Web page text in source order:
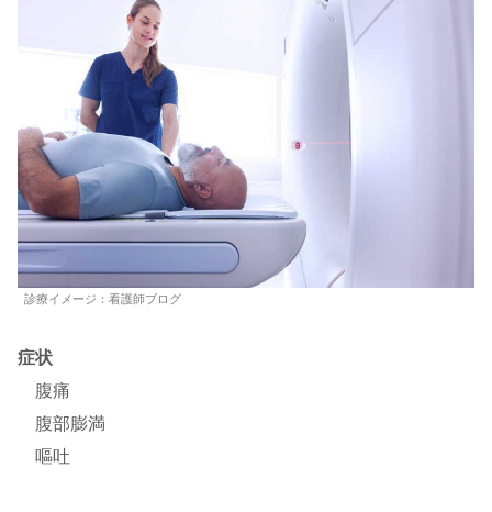
診療イメージ：看護師ブログ
症状
腹痛
腹部膨満
嘔吐